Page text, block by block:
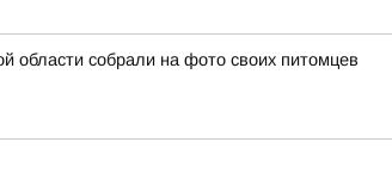
области собрали на фото своих питомцев